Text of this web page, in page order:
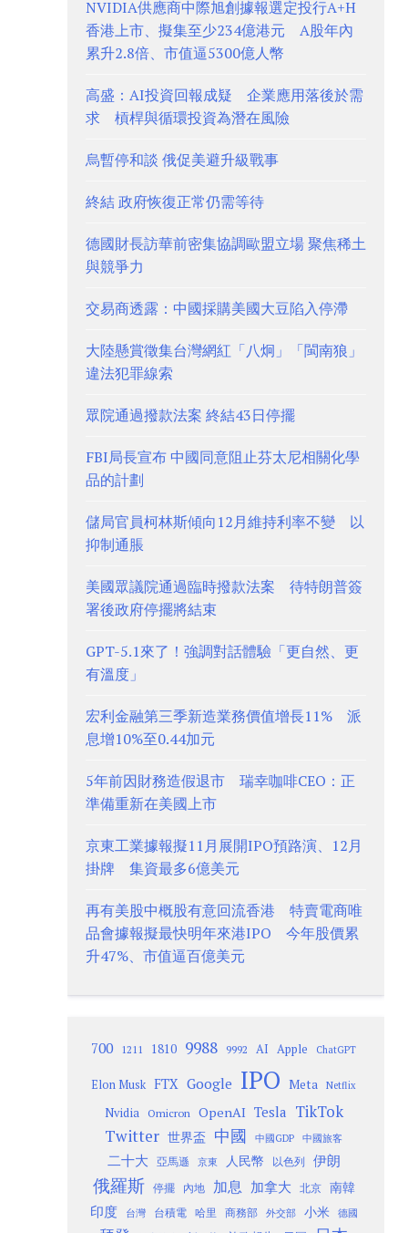
NVIDIA供應商中際旭創據報選定投行A+H
香港上市、擬集至少234億港元 A股年內
累升2.8倍、市值逼5300億人幣
高盛：AI投資回報成疑 企業應用落後於需
求 槓桿與循環投資為潛在風險
烏暫停和談 俄促美避升級戰事
終結 政府恢復正常仍需等待
德國財長訪華前密集協調歐盟立場 聚焦稀土
與競爭力
交易商透露：中國採購美國大豆陷入停滯
大陸懸賞徵集台灣網紅「八炯」「閩南狼」
違法犯罪線索
眾院通過撥款法案 終結43日停擺
FBI局長宣布 中國同意阻止芬太尼相關化學
品的計劃
儲局官員柯林斯傾向12月維持利率不變 以
抑制通脹
美國眾議院通過臨時撥款法案 待特朗普簽
署後政府停擺將結束
GPT-5.1來了！強調對話體驗「更自然、更
有溫度」
宏利金融第三季新造業務價值增長11% 派
息增10%至0.44加元
5年前因財務造假退市 瑞幸咖啡CEO：正
準備重新在美國上市
京東工業據報擬11月展開IPO預路演、12月
掛牌 集資最多6億美元
再有美股中概股有意回流香港 特賣電商唯
品會據報擬最快明年來港IPO 今年股價累
升47%、市值逼百億美元
700 1211 1810 9988 9992 AI Apple ChatGPT
Elon Musk FTX Google IPO Meta Netflix
Nvidia Omicron OpenAI Tesla TikTok
Twitter 世界盃 中國 中國GDP 中國旅客
二十大 亞馬遜 京東 人民幣 以色列 伊朗
俄羅斯 停擺 內地 加息 加拿大 北京
南韓
印度
台灣 台積電 哈里 商務部 外交部 小米 德國